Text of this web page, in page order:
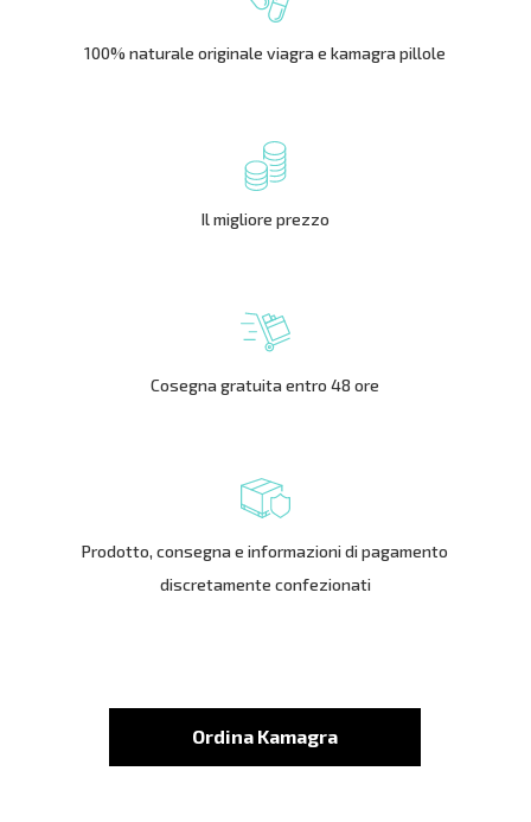
100% naturale originale viagra e kamagra pillole
Il migliore prezzo
Cosegna gratuita entro 48 ore
Prodotto, consegna e informazioni di pagamento
discretamente confezionati
Ordina Kamagra